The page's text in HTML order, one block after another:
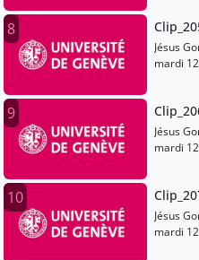
8
Jésus
mardi
9
Jésus
mardi
10
Jésus
mardi